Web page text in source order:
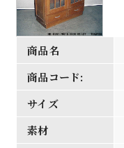
商品名
商品コード:
サイズ
素材